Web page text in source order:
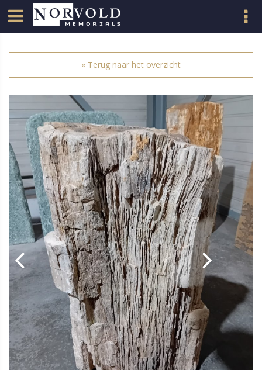
« Terug naar het overzicht